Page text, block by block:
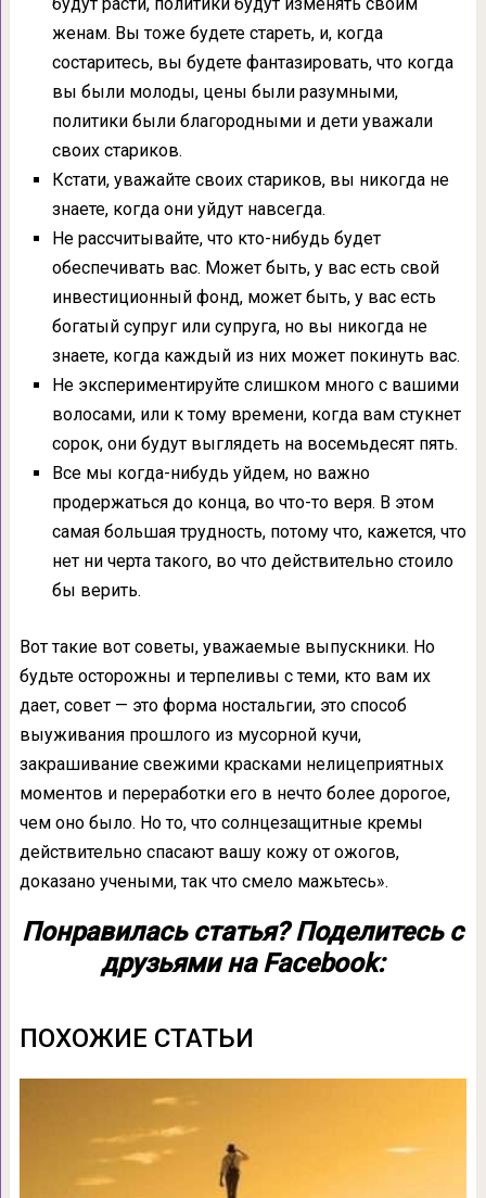
женам. Вы тоже будете стареть, и, когда
состаритесь, вы будете фантазировать, что когда
вы были молоды, цены были разумными,
политики были благородными и дети уважали
своих стариков.
Кстати, уважайте своих стариков, вы никогда не
знаете, когда они уйдут навсегда.
Не рассчитывайте, что кто-нибудь будет
обеспечивать вас. Может быть, у вас есть свой
инвестиционный фонд, может быть, у вас есть
богатый супруг или супруга, но вы никогда не
знаете, когда каждый из них может покинуть вас.
Не экспериментируйте слишком много с вашими
волосами, или к тому времени, когда вам стукнет
сорок, они будут выглядеть на восемьдесят пять.
Все мы когда-нибудь уйдем, но важно
продержаться до конца, во что-то веря. В этом
самая большая трудность, потому что, кажется, что
нет ни черта такого, во что действительно стоило
бы верить.
Вот такие вот советы, уважаемые выпускники. Но
будьте осторожны и терпеливы с теми, кто вам их
дает, совет — это форма ностальгии, это способ
выуживания прошлого из мусорной кучи,
закрашивание свежими красками нелицеприятных
моментов и переработки его в нечто более дорогое,
чем оно было. Но то, что солнцезащитные кремы
действительно спасают вашу кожу от ожогов,
доказано учеными, так что смело мажьтесь».
Понравилась статья? Поделитесь с
друзьями на Facebook:
ПОХОЖИЕ СТАТЬИ